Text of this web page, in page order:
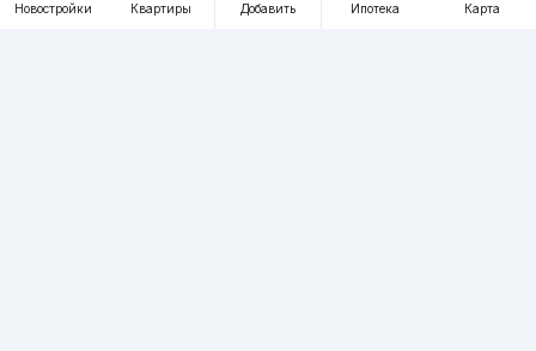
Новостройки Квартиры Добавить Ипотека Карта